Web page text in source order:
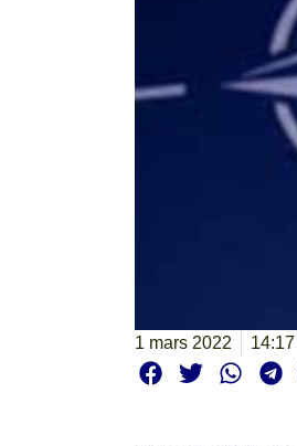
1 mars 2022 14:17